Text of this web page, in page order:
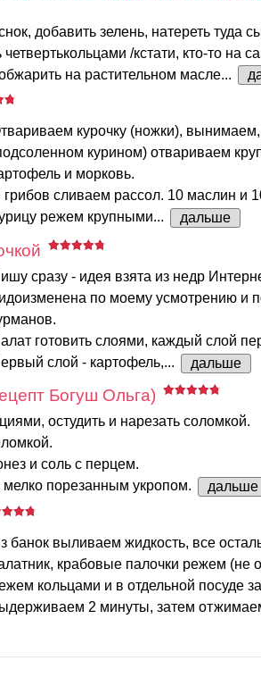
добавить зелень, натереть туда
четвертькольцами /кстати, кто-то на
на растительном масле...
курочку (ножки),
курином) отвариваем
и морковь.
сливаем рассол. 10 маслин и
режем крупными...
дальше
сразу - идея взята из недр
по моему усмотрению и
готовить слоями, каждый слой
слой - картофель,...
дальше
Богуш Ольга)
остудить и нарезать соломкой.
и соль с перцем.
порезанным укропом.
дальше
банок выливаем жидкость, все
крабовые палочки режем (не
кольцами и в отдельной посуде
2 минуты, затем